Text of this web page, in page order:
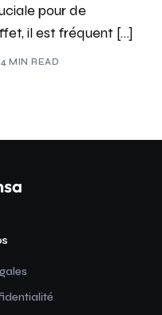
pour de
il est fréquent […]
4 MIN READ